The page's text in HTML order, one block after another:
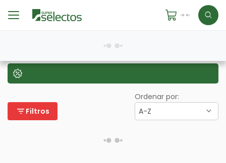
filter_list Filtros
Ordenar por:
A-Z